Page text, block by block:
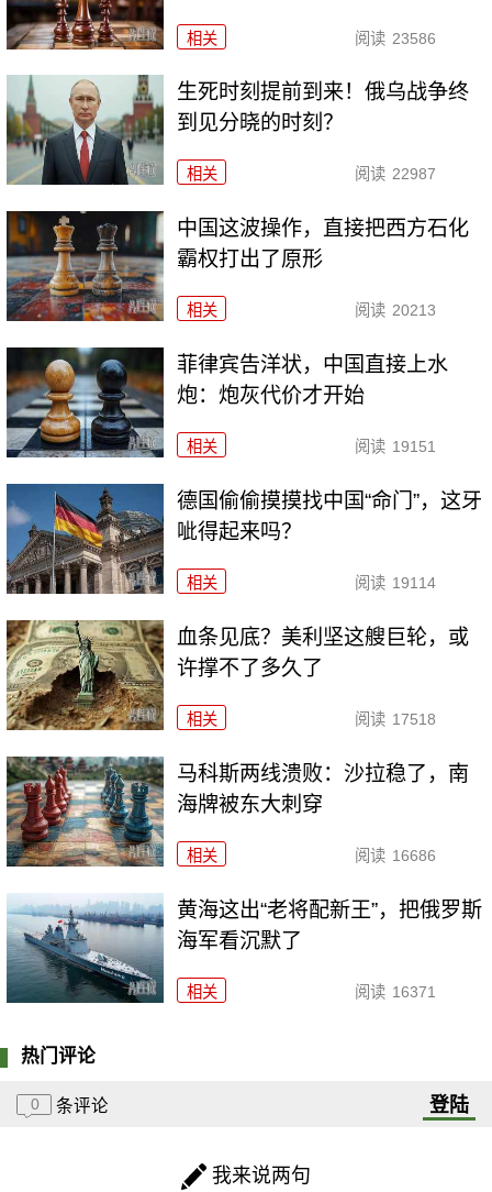
相关 阅读 23586
生死时刻提前到来！俄乌战争终
到见分晓的时刻？
相关 阅读 22987
中国这波操作，直接把西方石化
霸权打出了原形
相关 阅读 20213
菲律宾告洋状，中国直接上水
炮：炮灰代价才开始
相关 阅读 19151
德国偷偷摸摸找中国“命门”，这牙
呲得起来吗？
相关 阅读 19114
血条见底？美利坚这艘巨轮，或
许撑不了多久了
相关 阅读 17518
马科斯两线溃败：沙拉稳了，南
海牌被东大刺穿
相关 阅读 16686
黄海这出“老将配新王”，把俄罗斯
海军看沉默了
相关 阅读 16371
热门评论
0 条评论 登陆
我来说两句